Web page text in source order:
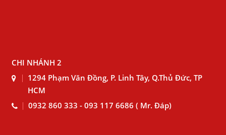
CHI NHÁNH 2
1294 Phạm Văn Đồng, P. Linh Tây, Q.Thủ Đức, TP
HCM
0932 860 333 - 093 117 6686 ( Mr. Đáp)